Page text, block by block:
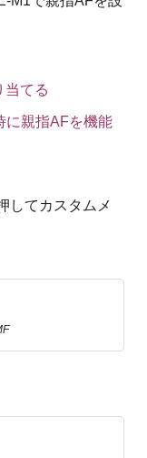
当てる
に親指AFを機能
してカスタムメ